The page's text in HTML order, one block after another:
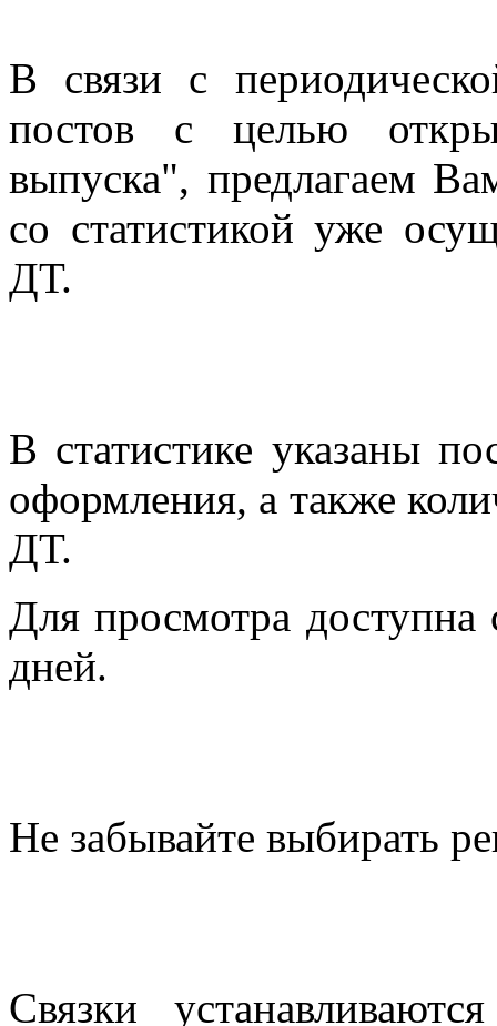
В связи с
постов с целью
выпуска", предлагаем
со статистикой уже
ДТ.
В статистике указаны
оформления, а также
ДТ.
Для просмотра доступна
дней.
Не забывайте выбирать
Связки